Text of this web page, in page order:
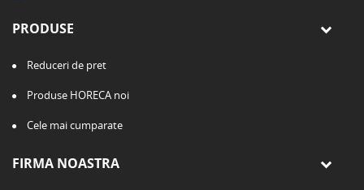
PRODUSE
Reduceri de pret
Produse HORECA noi
Cele mai cumparate
FIRMA NOASTRA